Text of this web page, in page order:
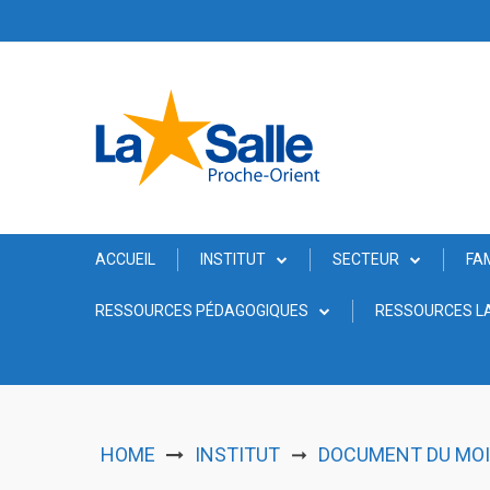
ACCUEIL INSTITUT SECTEUR
RESSOURCES PÉDAGOGIQUES RESSOURCES
HOME INSTITUT ➞ DOCUMENT DU